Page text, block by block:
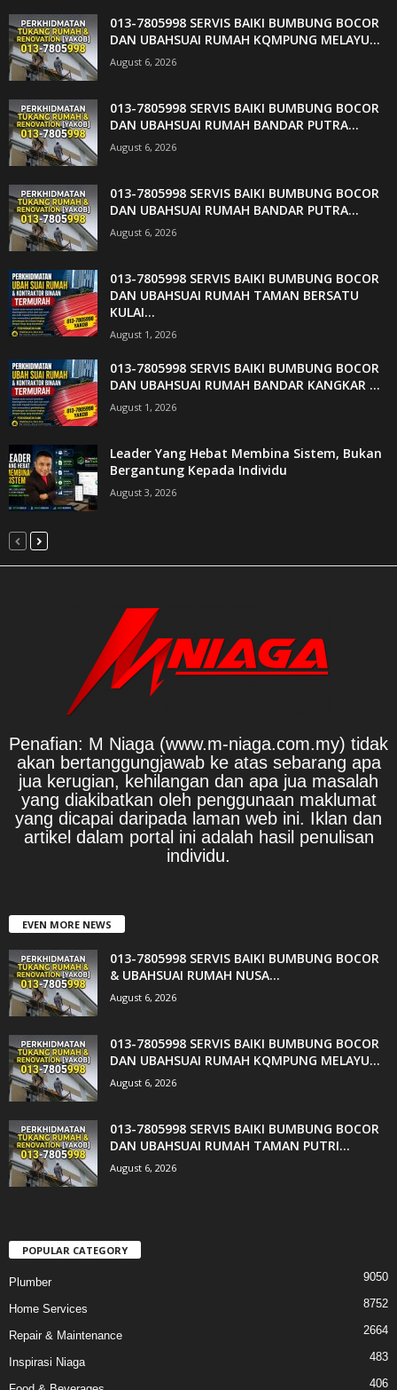
013-7805998 SERVIS BAIKI BUMBUNG BOCOR
DAN UBAHSUAI RUMAH KQMPUNG MELAYU...
August 6, 2026
013-7805998 SERVIS BAIKI BUMBUNG BOCOR
DAN UBAHSUAI RUMAH BANDAR PUTRA...
August 6, 2026
013-7805998 SERVIS BAIKI BUMBUNG BOCOR
DAN UBAHSUAI RUMAH BANDAR PUTRA...
August 6, 2026
013-7805998 SERVIS BAIKI BUMBUNG BOCOR
DAN UBAHSUAI RUMAH TAMAN BERSATU
KULAI...
August 1, 2026
013-7805998 SERVIS BAIKI BUMBUNG BOCOR
DAN UBAHSUAI RUMAH BANDAR KANGKAR ...
August 1, 2026
Leader Yang Hebat Membina Sistem, Bukan
Bergantung Kepada Individu
August 3, 2026
Penafian: M Niaga (www.m-niaga.com.my) tidak
akan bertanggungjawab ke atas sebarang apa
jua kerugian, kehilangan dan apa jua masalah
yang diakibatkan oleh penggunaan maklumat
yang dicapai daripada laman web ini. Iklan dan
artikel dalam portal ini adalah hasil penulisan
individu.
EVEN MORE NEWS
013-7805998 SERVIS BAIKI BUMBUNG BOCOR
& UBAHSUAI RUMAH NUSA...
August 6, 2026
013-7805998 SERVIS BAIKI BUMBUNG BOCOR
DAN UBAHSUAI RUMAH KQMPUNG MELAYU...
August 6, 2026
013-7805998 SERVIS BAIKI BUMBUNG BOCOR
DAN UBAHSUAI RUMAH TAMAN PUTRI...
August 6, 2026
POPULAR CATEGORY
Plumber 9050
Home Services 8752
Repair & Maintenance 2664
Inspirasi Niaga 483
406